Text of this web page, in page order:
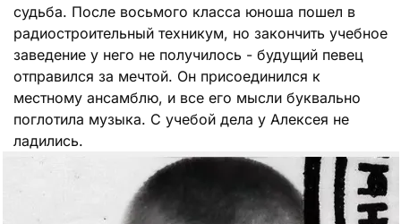
судьба. После восьмого класса юноша пошел в
радиостроительный техникум, но закончить учебное
заведение у него не получилось - будущий певец
отправился за мечтой. Он присоединился к
местному ансамблю, и все его мысли буквально
поглотила музыка. С учебой дела у Алексея не
ладились.